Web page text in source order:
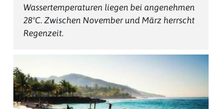
Wassertemperaturen liegen bei angenehmen
28°C. Zwischen November und März herrscht
Regenzeit.